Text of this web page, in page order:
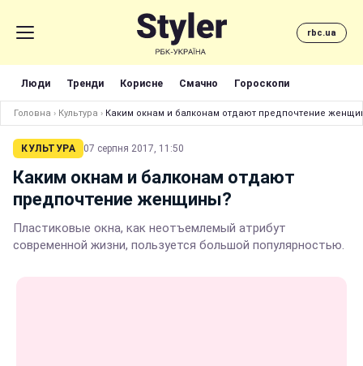
rbc.ua
Люди Тренди Корисне Смачно Гороскопи
Головна › Культура › Каким окнам и балконам отдают предпочтение
КУЛЬТУРА 07 серпня 2017, 11:50
Каким окнам и балконам отдают
предпочтение женщины?
Пластиковые окна, как неотъемлемый атрибут
современной жизни, пользуется большой популярностью.